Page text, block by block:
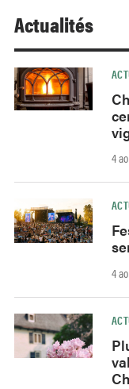
Actualités
4
4